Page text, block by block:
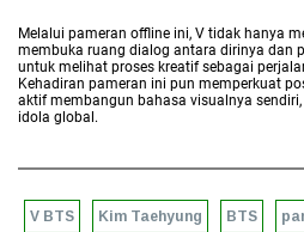
Melalui pameran offline ini, V tidak hanya
membuka ruang dialog antara dirinya dan
untuk melihat proses kreatif sebagai
Kehadiran pameran ini pun memperkuat
aktif membangun bahasa visualnya
idola global.
V BTS Kim Taehyung BTS